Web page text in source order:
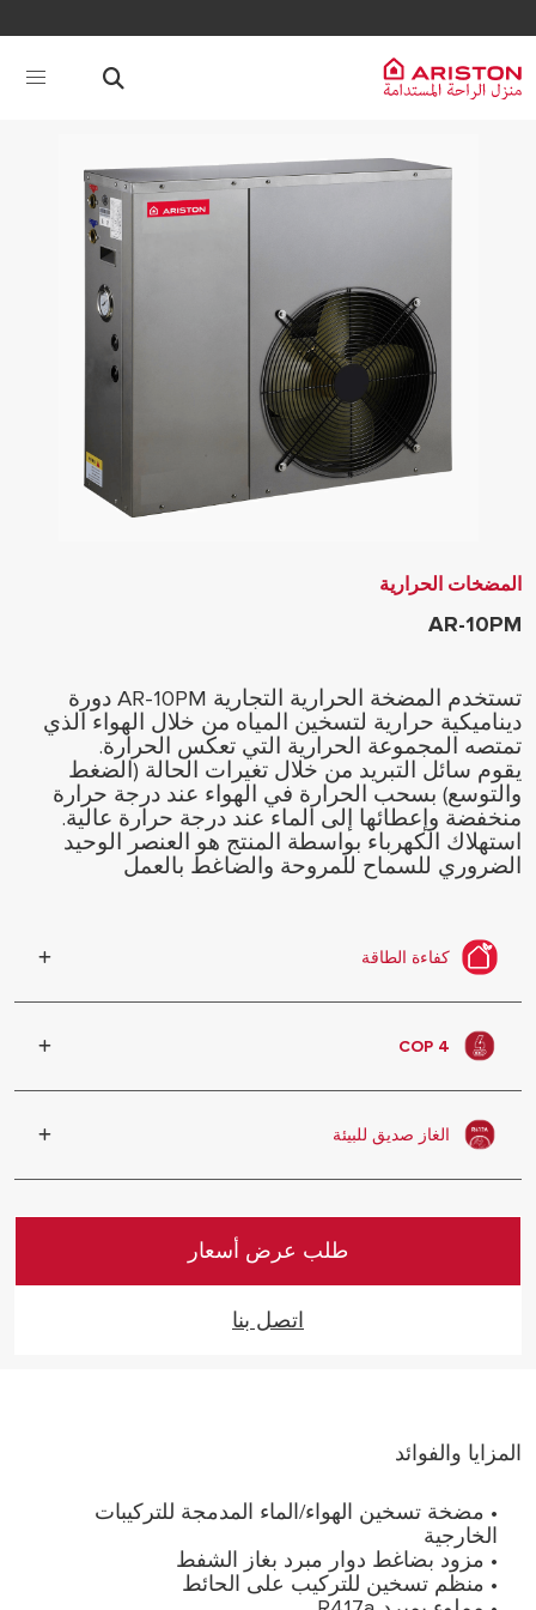
المضخات الحرارية
AR-10PM
تستخدم المضخة الحرارية التجارية AR-10PM دورة
ديناميكية حرارية لتسخين المياه من خلال الهواء الذي
تمتصه المجموعة الحرارية التي تعكس الحرارة.
يقوم سائل التبريد من خلال تغيرات الحالة (الضغط
والتوسع) بسحب الحرارة في الهواء عند درجة حرارة
منخفضة وإعطائها إلى الماء عند درجة حرارة عالية.
استهلاك الكهرباء بواسطة المنتج هو العنصر الوحيد
الضروري للسماح للمروحة والضاغط بالعمل
كفاءة الطاقة
استغلال أفضل للطاقة ومصادر الطاقة
المتجددة وتحسين الأداء
COP 4
تشغيل COP عالي
الغاز صديق للبيئة
غاز خالي من CFC مستخدم في الضاغط
طلب عرض أسعار
اتصل بنا
المزايا والفوائد
• مضخة تسخين الهواء/الماء المدمجة للتركيبات
الخارجية
• مزود بضاغط دوار مبرد بغاز الشفط
• منظم تسخين للتركيب على الحائط